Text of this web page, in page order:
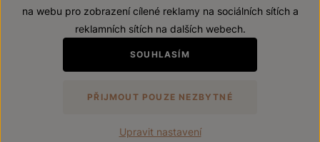
Prohlášení o přístupnosti
Zákaz prodeje alkoholických nápojů osobám mladším 18 let.
VytvořilwebProgress
na webu pro zobrazení cílené reklamy na sociálních sítích a
reklamních sítích na dalších webech.
SOUHLASÍM
PŘIJMOUT POUZE NEZBYTNÉ
Upravit nastavení